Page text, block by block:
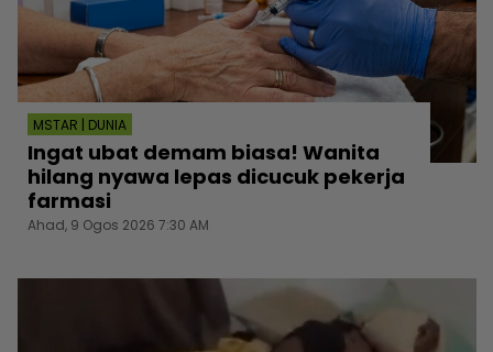
MSTAR | DUNIA
Ingat ubat demam biasa! Wanita
hilang nyawa lepas dicucuk pekerja
farmasi
Ahad, 9 Ogos 2026 7:30 AM